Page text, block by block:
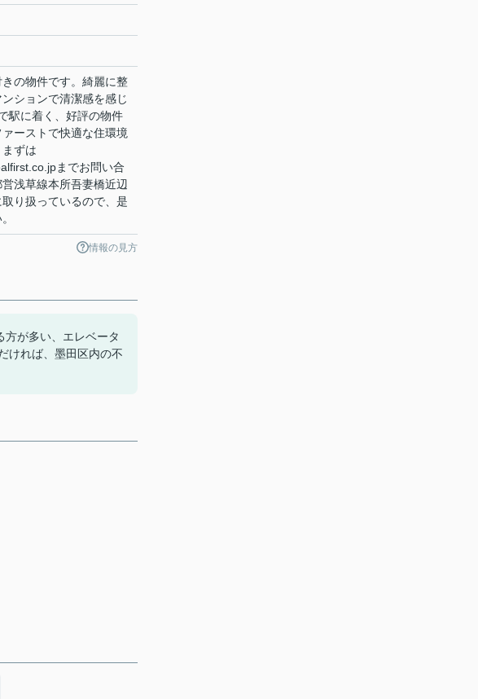
の物件です。綺麗に整
ションで清潔感を感じ
駅に着く、好評の物件
ーストで快適な住環境
ずは
までお問い合
浅草線本所吾妻橋近辺
り扱っているので、是
情報の見方
が多い、エレベータ
ければ、墨田区内の不